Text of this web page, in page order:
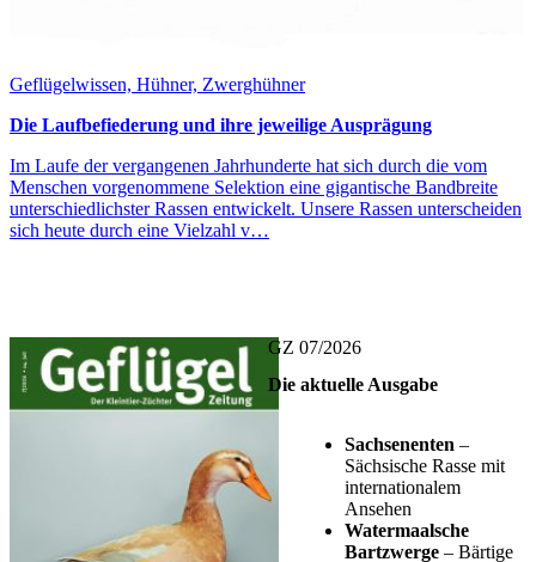
Geflügelwissen, Hühner, Zwerghühner
Die Laufbefiederung und ihre jeweilige Ausprägung
Im Laufe der vergangenen Jahrhunderte hat sich durch die vom
Menschen vorgenommene Selektion eine gigantische Bandbreite
unterschiedlichster Rassen entwickelt. Unsere Rassen unterscheiden
sich heute durch eine Vielzahl v…
GZ 07/2026
Die aktuelle Ausgabe
Sachsenenten –
Sächsische Rasse mit
internationalem
Ansehen
Watermaalsche
Bartzwerge – Bärtige